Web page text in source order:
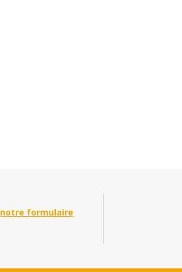
notre formulaire